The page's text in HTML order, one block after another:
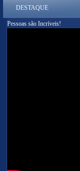
DESTAQUE
Pessoas são Incríveis!